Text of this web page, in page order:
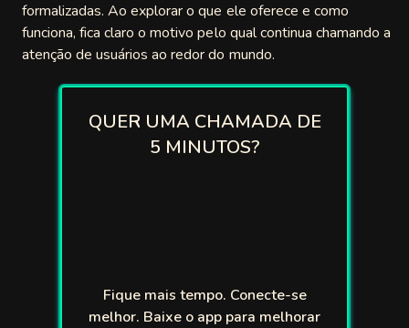
formalizadas. Ao explorar o que ele oferece e como
funciona, fica claro o motivo pelo qual continua chamando a
atenção de usuários ao redor do mundo.
QUER UMA CHAMADA DE
5 MINUTOS?
Fique mais tempo. Conecte-se
melhor. Baixe o app para melhorar